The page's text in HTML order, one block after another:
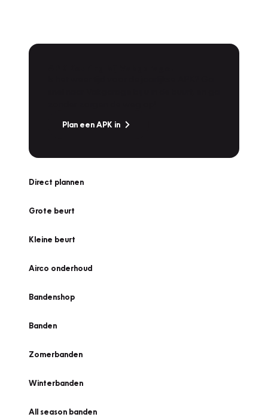
Plan een APK in
Direct plannen
Grote beurt
Kleine beurt
Airco onderhoud
Bandenshop
Banden
Zomerbanden
Winterbanden
All season banden